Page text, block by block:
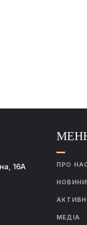
16А ПРО
НОВИНИ
МЕДІА